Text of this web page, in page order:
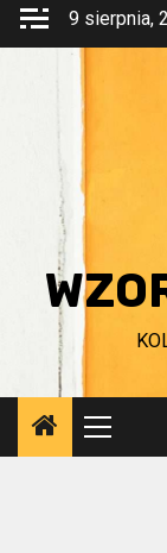
Przejdź
9 sierpnia,
Menu